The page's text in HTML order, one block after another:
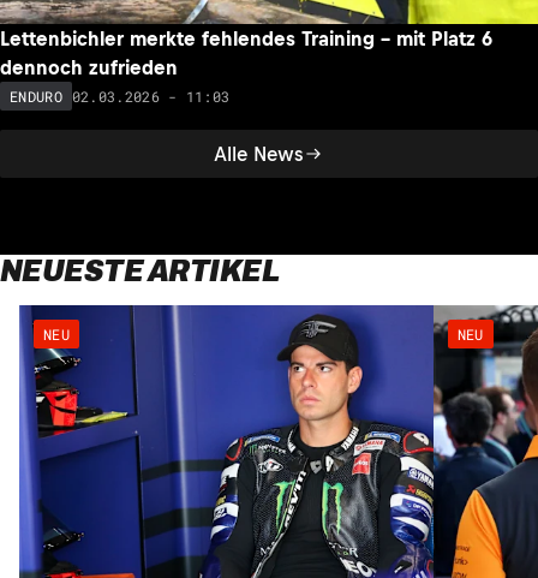
Alle News
Lettenbichler merkte fehlendes Training – mit Platz 6
dennoch zufrieden
ENDURO 02.03.2026 - 11:03
NEUESTE ARTIKEL
NEU NEU